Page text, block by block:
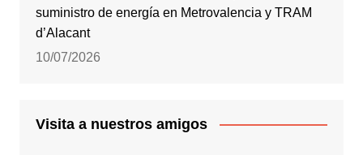
suministro de energía en Metrovalencia y TRAM
d’Alacant
10/07/2026
Visita a nuestros amigos